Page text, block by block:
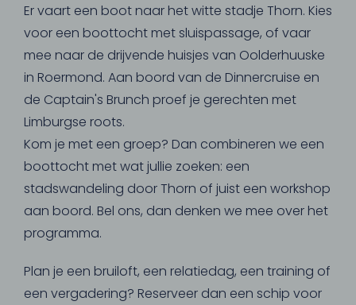
Er vaart een boot naar het witte stadje Thorn. Kies
voor een boottocht met sluispassage, of vaar
mee naar de drijvende huisjes van Oolderhuuske
in Roermond. Aan boord van de Dinnercruise en
de Captain's Brunch proef je gerechten met
Limburgse roots.
Kom je met een groep? Dan combineren we een
boottocht met wat jullie zoeken: een
stadswandeling door Thorn of juist een workshop
aan boord. Bel ons, dan denken we mee over het
programma.
Plan je een bruiloft, een relatiedag, een training of
een vergadering? Reserveer dan een schip voor